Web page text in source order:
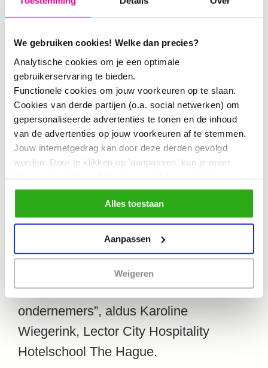
We gebruiken cookies! Welke dan precies?
Analytische cookies om je een optimale
gebruikerservaring te bieden.
Functionele cookies om jouw voorkeuren op te slaan.
Cookies van derde partijen (o.a. social netwerken) om
gepersonaliseerde advertenties te tonen en de inhoud
van de advertenties op jouw voorkeuren af te stemmen.
Jouw internetgedrag kan door deze derden gevolgd
worden. Door te klikken op 'aanpassen' kun je meer
lezen over onze cookies en je voorkeuren aanpassen.
Door op 'Alles toestaan' te klikken, ga je akkoord met het
gebruik van alle cookies zoals omschreven in
onscookiebeleid.
Alles toestaan
Aanpassen
Weigeren
Huidige visies van steden, nationale
Commissie schetsen een toekomst
waarin het toeristisch ecosysteem een
transitie ondergaat, zodat het meer
bijdraagt aan bredere inclusieve groei
en welvaart. Het lectorenplatform wil
aan deze transitie bijdragen door met
gezamenlijk onderzoek en design de
nadruk te leggen op de hoe-vraag. “Het
toeristische ecosysteem wordt steeds
complexer en vraagt om zichtbare
waardecreatie voor een breed veld
belanghebbenden, niet alleen toeristen
maar vooral ook bewoners en
ondernemers”, aldus Karoline
Wiegerink, Lector City Hospitality
Hotelschool The Hague.